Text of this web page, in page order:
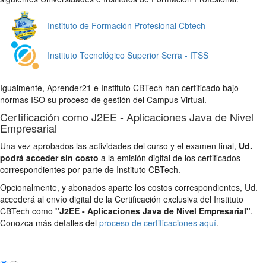
Instituto de Formación Profesional Cbtech
Instituto Tecnológico Superior Serra - ITSS
Igualmente, Aprender21 e Instituto CBTech han certificado bajo
normas ISO su proceso de gestión del Campus Virtual.
Certificación como J2EE - Aplicaciones Java de Nivel
Empresarial
Una vez aprobados las actividades del curso y el examen final, Ud.
podrá acceder sin costo a la emisión digital de los certificados
correspondientes por parte de Instituto CBTech.
Opcionalmente, y abonados aparte los costos correspondientes, Ud.
accederá al envío digital de la Certificación exclusiva del Instituto
CBTech como "J2EE - Aplicaciones Java de Nivel Empresarial".
Conozca más detalles del proceso de certificaciones aquí.